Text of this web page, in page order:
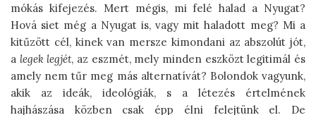
mókás kifejezés. Mert mégis, mi felé halad a Nyugat?
Hová siet még a Nyugat is, vagy mit haladott meg? Mi a
kitűzött cél, kinek van mersze kimondani az abszolút jót,
a legek legjét, az eszmét, mely minden eszközt legitimál és
amely nem tűr meg más alternatívát? Bolondok vagyunk,
akik az ideák, ideológiák, s a létezés értelmének
hajhászása közben csak épp élni felejtünk el. De